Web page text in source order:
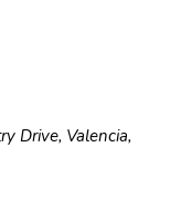
Drive, Valencia,